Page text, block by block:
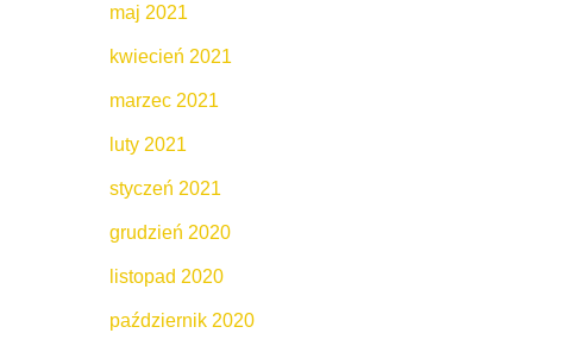
maj 2021
kwiecień 2021
marzec 2021
luty 2021
styczeń 2021
grudzień 2020
listopad 2020
październik 2020